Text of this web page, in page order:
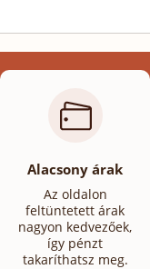
Alacsony árak
Az oldalon
feltüntetett árak
nagyon kedvezőek,
így pénzt
takaríthatsz meg.